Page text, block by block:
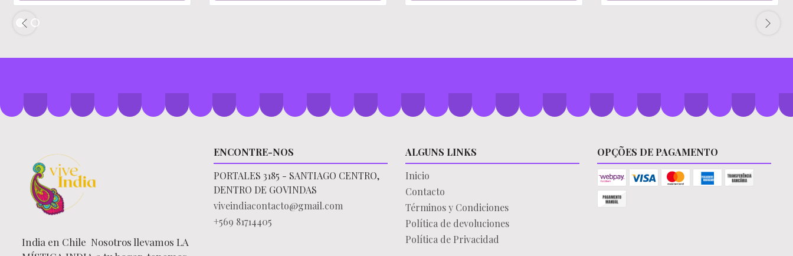
India en Chile Nosotros llevamos LA
ENCONTRE-NOS
PORTALES 3185 - SANTIAGO CENTRO,
DENTRO DE GOVINDAS
viveindiacontacto@gmail.com
+569 81714405
ALGUNS LINKS
Inicio
Contacto
Términos y Condiciones
Política de devoluciones
Política de Privacidad
OPÇÕES DE PAGAMENTO